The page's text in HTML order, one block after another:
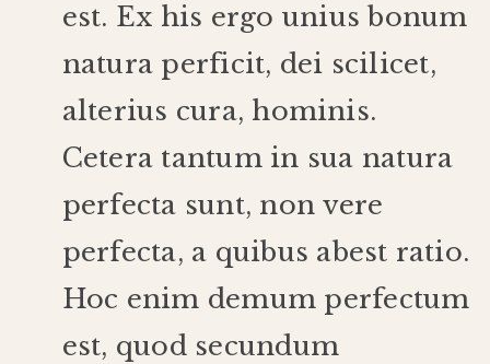
est. Ex his ergo unius bonum
natura perficit, dei scilicet,
alterius cura, hominis.
Cetera tantum in sua natura
perfecta sunt, non vere
perfecta, a quibus abest ratio.
Hoc enim demum perfectum
est, quod secundum